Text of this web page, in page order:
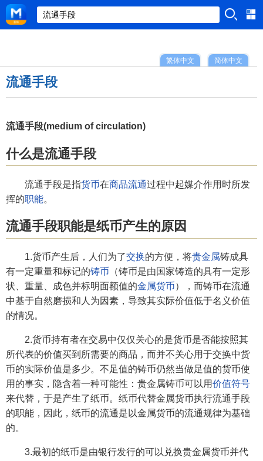
简体中文
繁体中文
流通手段
流通手段(medium of circulation)
什么是流通手段
流通手段是指货币在商品流通过程中起媒介作用时所发
挥的职能。
流通手段职能是纸币产生的原因
1.货币产生后，人们为了交换的方便，将贵金属铸成具
有一定重量和标记的铸币 （铸币是由国家铸造的具有一定形
状、重量、成色并标明面额值的金属货币），而铸币在流通
中基于自然磨损和人为因素，导致其实际价值低于名义价值
的情况。
2.货币持有者在交易中仅仅关心的是货币是否能按照其
所代表的价值买到所需要的商品，而并不关心用于交换中货
币的实际价值是多少。不足值的铸币仍然当做足值的货币使
用的事实，隐含着一种可能性：贵金属铸币可以用价值符号
来代替，于是产生了纸币。纸币代替金属货币执行流通手段
的职能，因此，纸币的流通是以金属货币的流通规律为基础
的。
3.最初的纸币是由银行发行的可以兑换贵金属货币并代